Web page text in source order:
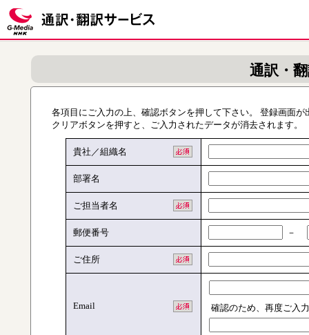
通訳・
各項目にご入力の上、確認ボタンを押して下さい。 登録画面
クリアボタンを押すと、ご入力されたデータが消去されます。
貴社／組織名
部署名
ご担当者名
郵便番号 －
ご住所
Email 確認のため、再度ご入